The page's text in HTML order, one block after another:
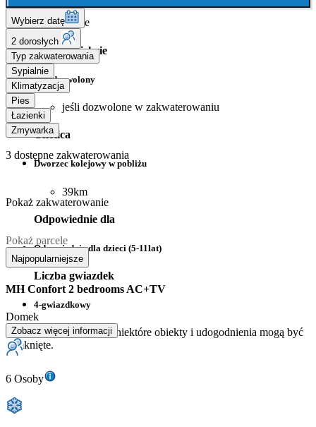
Płatne
Psy na obiekcie
Pies dozwolony
jeśli dozwolone w zakwaterowaniu
Okolica
Dworzec kolejowy w pobliżu
39km
Odpowiednie dla
Odpowiednie dla dzieci (5-11lat)
Liczba gwiazdek
4-gwiazdkowy
Poza wysokim sezonem niektóre obiekty i udogodnienia mogą być
zamknięte.
Wybierz datę
2 dorosłych
Typ zakwaterowania
Sypialnie
Klimatyzacja
Pies
Łazienki
Zmywarka
3 dostępne zakwaterowania
Pokaż zakwaterowanie
Pokaż parcele
Najpopularniejsze
MH Confort 2 bedrooms AC+TV
Domek
Zobacz więcej informacji
6 Osoby